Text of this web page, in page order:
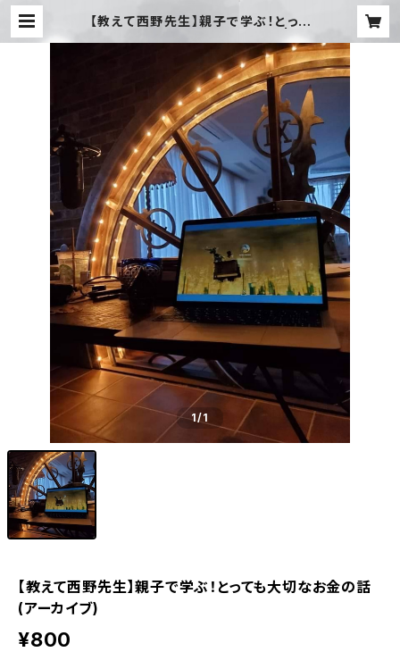
【教えて西野先生】親子で学ぶ！とって
1/1
【教えて西野先生】親子で学ぶ！とっても大切なお金の話
(アーカイブ)
¥800